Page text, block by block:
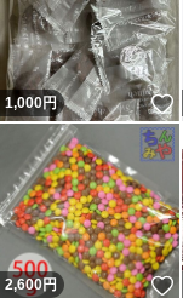
1,000円
2,600円